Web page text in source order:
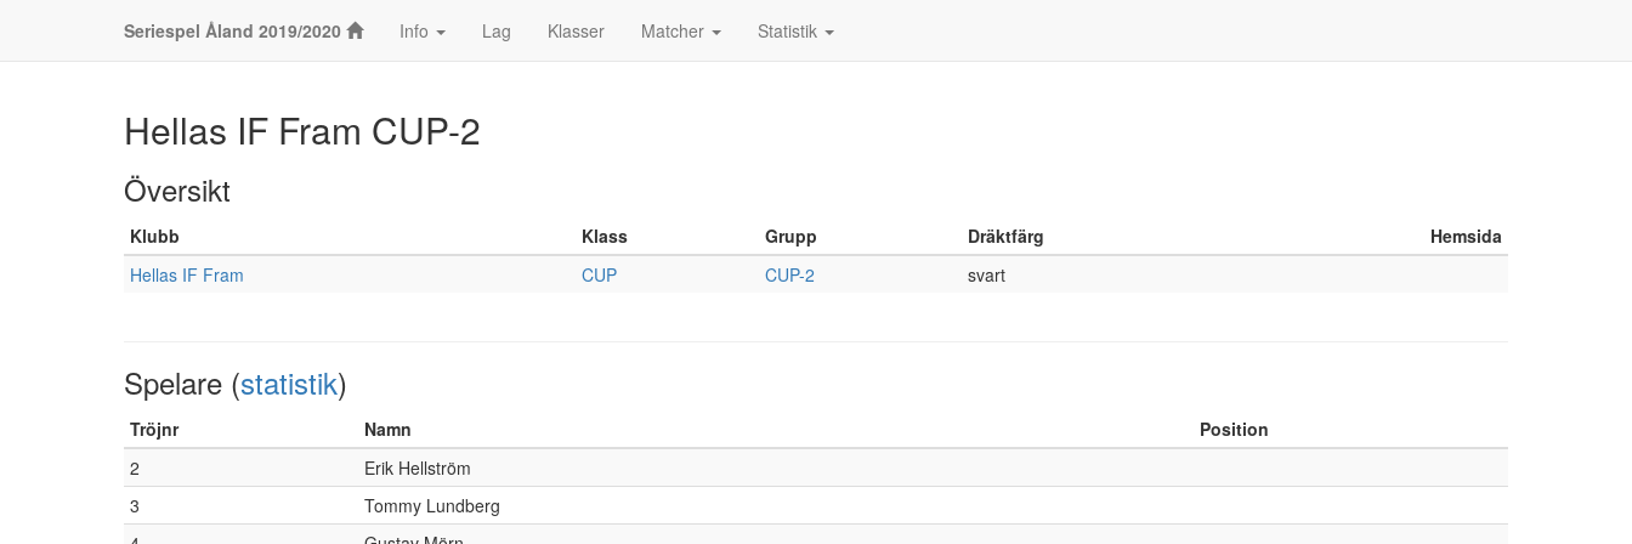
Seriespel Åland 2019/2020 Info Lag Klasser Matcher Statistik
Hellas IF Fram CUP-2
Översikt
Klubb Klass Grupp Dräktfärg
Hemsida
Hellas IF Fram
CUP CUP-2 svart
Spelare (statistik)
Tröjnr Namn
Position
2
Erik Hellström
3
Tommy Lundberg